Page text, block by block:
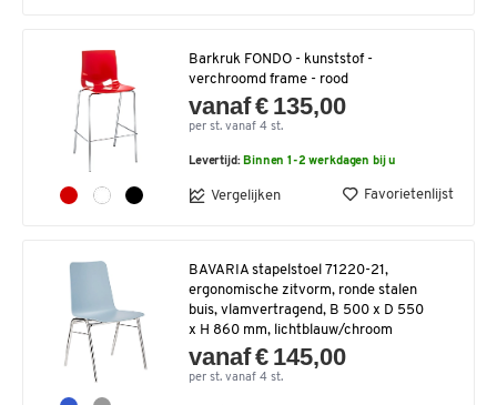
Barkruk FONDO - kunststof -
verchroomd frame - rood
vanaf € 135,00
per st. vanaf 4 st.
Levertijd: Binnen 1-2 werkdagen bij u
Vergelijken Favorietenlijst
BAVARIA stapelstoel 71220-21,
ergonomische zitvorm, ronde stalen
buis, vlamvertragend, B 500 x D 550
x H 860 mm, lichtblauw/chroom
vanaf € 145,00
per st. vanaf 4 st.